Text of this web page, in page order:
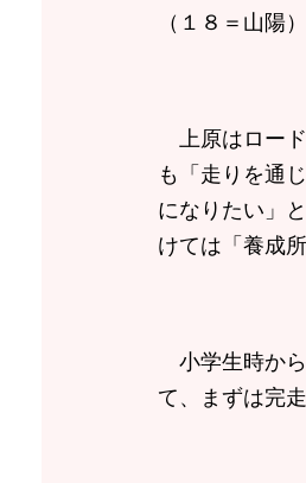
（１８＝山陽
上原はロード
も「走りを通
になりたい」
けては「養成
小学生時から
て、まずは完